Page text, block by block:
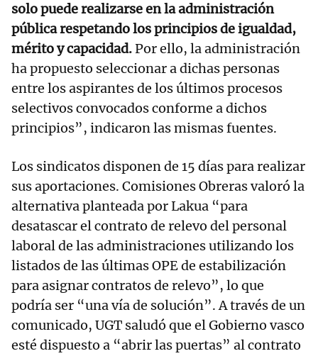
solo puede realizarse en la administración
pública respetando los principios de igualdad,
mérito y capacidad.Por ello, la administración
ha propuesto seleccionar a dichas personas
entre los aspirantes de los últimos procesos
selectivos convocados conforme a dichos
principios”, indicaron las mismas fuentes.
Los sindicatos disponen de 15 días para realizar
sus aportaciones. Comisiones Obreras valoró la
alternativa planteada por Lakua “para
desatascar el contrato de relevo del personal
laboral de las administraciones utilizando los
listados de las últimas OPE de estabilización
para asignar contratos de relevo”, lo que
podría ser “una vía de solución”. A través de un
comunicado, UGT saludó que el Gobierno vasco
esté dispuesto a “abrir las puertas” al contrato